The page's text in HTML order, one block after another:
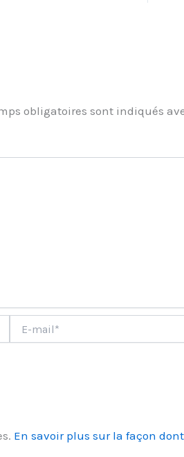
obligatoires sont indiqués
mail*
En savoir plus sur la façon